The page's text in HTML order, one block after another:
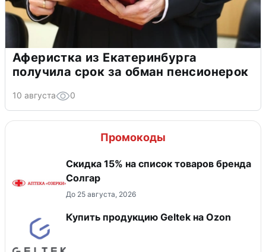
Аферистка из Екатеринбурга
получила срок за обман пенсионерок
10 августа 0
Промокоды
Скидка 15% на список товаров бренда
Солгар
До 25 августа, 2026
Купить продукцию Geltek на Ozon